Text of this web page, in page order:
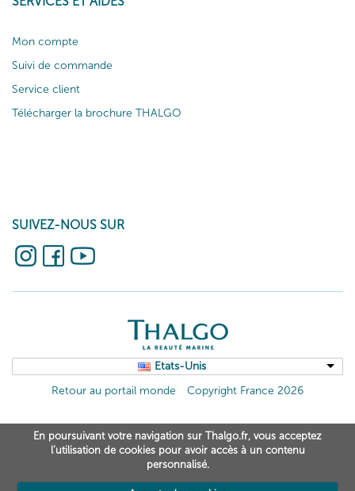
Mon compte
Suivi de commande
Service client
Télécharger la brochure THALGO
SUIVEZ-NOUS SUR
Etats-Unis
Retour au portail monde
Copyright France 2026
En poursuivant votre navigation sur Thalgo.fr, vous acceptez
l’utilisation de cookies pour avoir accès à un contenu
personnalisé.